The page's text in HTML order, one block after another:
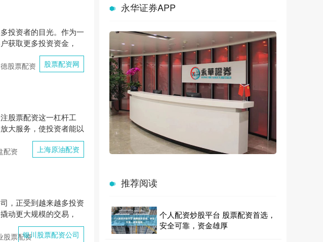
投资者的目光。作为一
获取更多投资资金，
股票配资网
股票配资
股票配资这一杠杆工
大服务，使投资者能以
上海原油配资
配资
，正受到越来越多投资
动更大规模的交易，
银川股票配资公司
股票配资
永华证券APP
推荐阅读
个人配资炒股平台 股票配资首选，
安全可靠，资金雄厚